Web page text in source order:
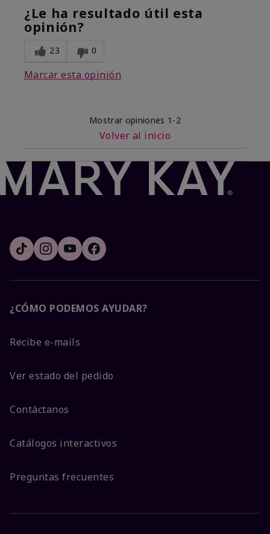
¿Le ha resultado útil esta
opinión?
23 0
Marcar esta opinión
Mostrar opiniones 1-2
Volver al inicio
¿CÓMO PODEMOS AYUDAR?
Recibe e-mails
Ver estado del pedido
Contáctanos
Catálogos interactivos
Preguntas frecuentes